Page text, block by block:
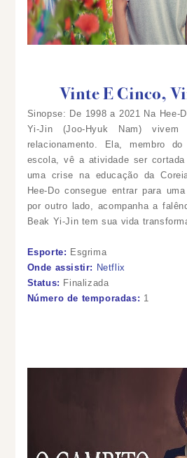
Vinte E Cinco,
Sinopse: De 1998 a 2021 Na Hee-
Yi-Jin (Joo-Hyuk Nam)
relacionamento. Ela, membro
escola, vê a atividade ser
uma crise na educação da
Hee-Do consegue entrar para
por outro lado, acompanha a
Beak Yi-Jin tem sua vida
Esporte: Esgrima
Onde assistir: Netflix
Status: Finalizada
Número de temporadas: 1